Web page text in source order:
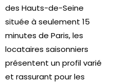
des Hauts-de-Seine
située à seulement 15
minutes de Paris, les
locataires saisonniers
présentent un profil varié
et rassurant pour les